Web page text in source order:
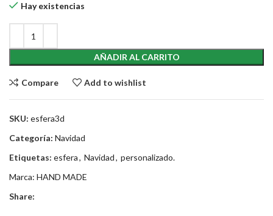
Hay existencias
AÑADIR AL CARRITO
Compare Add to wishlist
SKU: esfera3d
Categoría: Navidad
Etiquetas: esfera, Navidad, personalizado.
Marca: HAND MADE
Share: